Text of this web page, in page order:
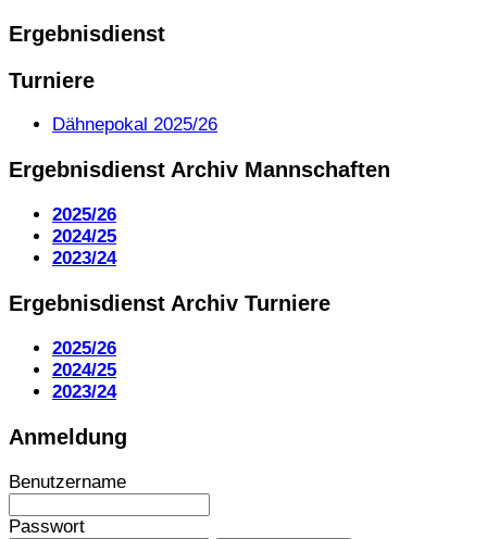
Ergebnisdienst
Turniere
Dähnepokal 2025/26
Ergebnisdienst Archiv Mannschaften
2025/26
2024/25
2023/24
Ergebnisdienst Archiv Turniere
2025/26
2024/25
2023/24
Anmeldung
Benutzername
Passwort